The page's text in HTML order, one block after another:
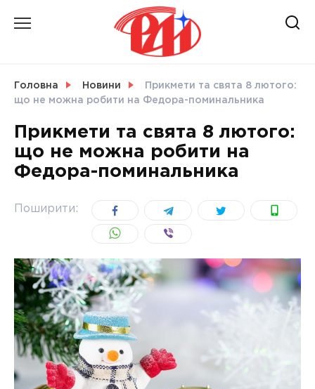
Головна Новини
Прикмети та свята 8 лютого:
що не можна робити на Федора-поминальника
Прикмети та свята 8 лютого:
що не можна робити на
Федора-поминальника
Поширити: